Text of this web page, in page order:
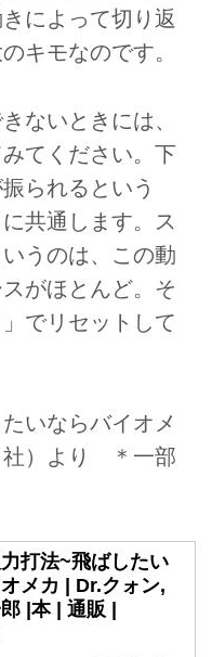
によって切り返
キモなのです。
ないときには、
てください。下
られるという
共通します。ス
うのは、この動
がほとんど。そ
でリセットして
いならバイオメ
社）より ＊一部
打法~飛ばしたい
メカ | Dr.クォン,
|本 | 通販 |